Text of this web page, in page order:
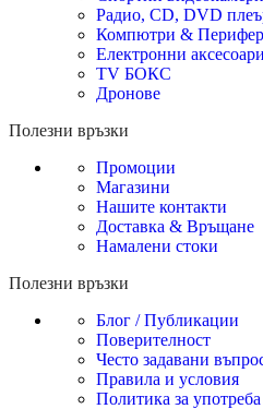
Радио, CD, DVD
Компютри &
Електронни
TV БОКС
Дронове
Полезни връзки
Промоции
Магазини
Нашите контакти
Доставка & Връщане
Намалени стоки
Полезни връзки
Блог / Публикации
Поверителност
Често задавани
Правила и условия
Политика за